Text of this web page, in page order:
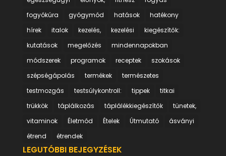
fogyókúra
gyógymód hatások
hatékony
hírek
italok kezelés, kezelési
kiegészítők:
kutatások
megelőzés
mindennapokban
módszerek
programok receptek
szokások
szépségápolás
termékek
természetes
testmozgás
testsúlykontroll: tippek
titkai
trükkök
táplálkozás táplálékkiegészítők
tünetek,
vitaminok
Életmód Ételek Útmutató
ásványi
étrend
étrendek
LEGUTÓBBI BEJEGYZÉSEK